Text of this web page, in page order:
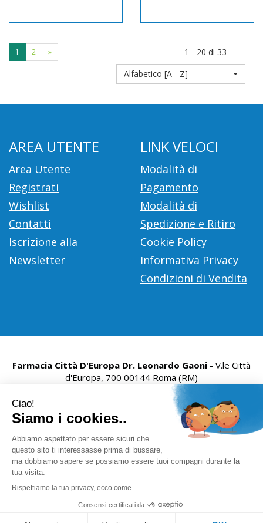
1 2 »
1 - 20 di 33
Alfabetico [A - Z]
AREA UTENTE
Area Utente
Registrati
Wishlist
Contatti
Iscrizione alla
Newsletter
LINK VELOCI
Modalità di
Pagamento
Modalità di
Spedizione e Ritiro
Cookie Policy
Informativa Privacy
Condizioni di Vendita
Farmacia Città D'Europa Dr. Leonardo Gaoni - V.le Città
d'Europa, 700 00144 Roma (RM)
| P.Iva: 09281581000 |
Numero R.E.A.: 1176469
Powered byPrenofa